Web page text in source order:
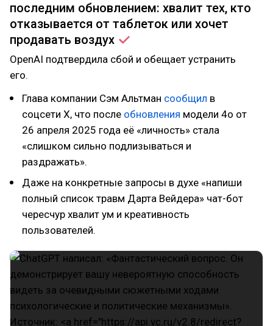
последним обновлением: хвалит тех, кто
отказывается от таблеток или хочет
продавать воздух
OpenAI подтвердила сбой и обещает устранить
его.
Глава компании Сэм Альтман сообщил в
соцсети X, что после обновления модели 4o от
26 апреля 2025 года её «личность» стала
«слишком сильно подлизываться и
раздражать».
Даже на конкретные запросы в духе «напиши
полный список травм Дарта Вейдера» чат-бот
чересчур хвалит ум и креативность
пользователей.